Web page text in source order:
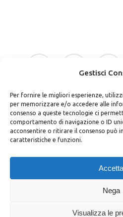
Gestisci
Per fornire le migliori esperienze,
per memorizzare e/o accedere alle
consenso a queste tecnologie ci
comportamento di navigazione o ID
acconsentire o ritirare il consenso può
caratteristiche e funzioni.
Accetta
Nega
Visualizza le
facebook
google-
instagram
phone
P.zza Vittorio Veneto 30
P.iva
Cookie Policy|
© Bellino Regali Avola |